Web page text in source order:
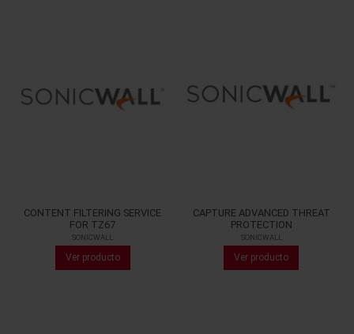
CONTENT FILTERING SERVICE
FOR TZ67
SONICWALL
Ver producto
CAPTURE ADVANCED THREAT
PROTECTION
SONICWALL
Ver producto